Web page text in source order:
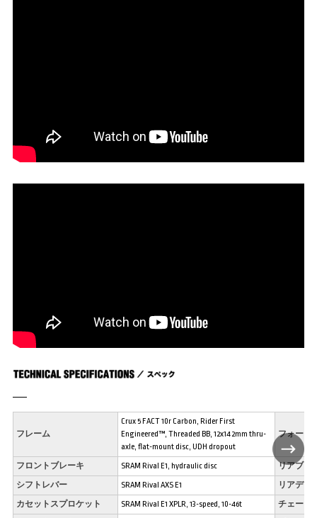
フレーム
Crux 5 FACT 10r Carbon, Rider First
Engineered™, Threaded BB, 12x142mm thru-
axle, flat-mount disc, UDH dropout
フォーク
フロントブレーキ SRAM Rival E1, hydraulic disc リアブレ
シフトレバー SRAM Rival AXS E1 リアディ
カセットスプロケット SRAM Rival E1 XPLR, 13-speed, 10-46t チェーン